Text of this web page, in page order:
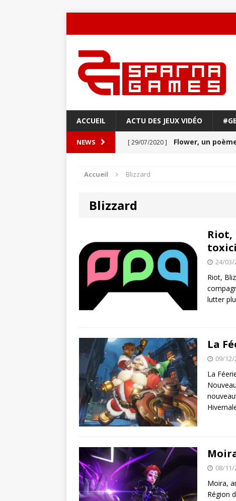
ACCUEIL ACTU DES JEUX VIDÉO
NEWS [ 29/07/2020 ] Flower, un
[ 21/03/2020 ]
ACTU DES JEUX VIDÉO
[ 03/10/2020 ] Spiritfarer :
Accueil Blizzard
Blizzard
Riot,
24/03/
Riot,
lutter
La
09/12/
La
08/11/
Moira,
Région